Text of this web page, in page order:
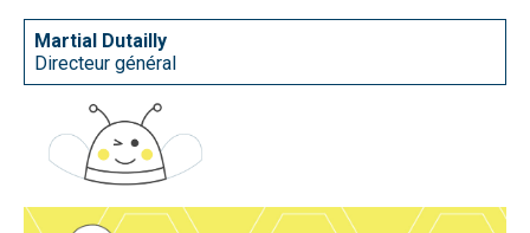
Martial Dutailly
Directeur général